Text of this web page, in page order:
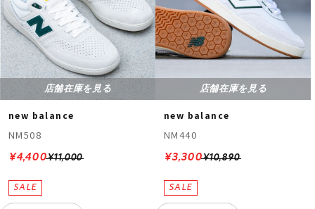
店舗在庫を見る
new balance
NM508
¥11,000
¥4,400
店舗在庫を見る
new balance
NM440
¥10,890
¥3,300